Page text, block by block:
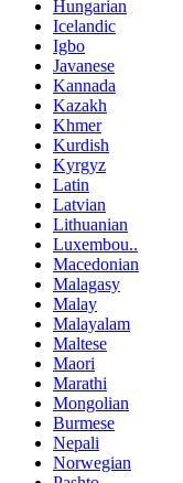
Hungarian
Icelandic
Igbo
Javanese
Kannada
Kazakh
Khmer
Kurdish
Kyrgyz
Latin
Latvian
Lithuanian
Luxembou..
Macedonian
Malagasy
Malay
Malayalam
Maltese
Maori
Marathi
Mongolian
Burmese
Nepali
Norwegian